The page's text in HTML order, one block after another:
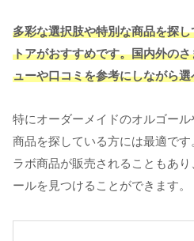
多彩な選択肢や特別な商品を探
トアがおすすめです。国内外の
ューや口コミを参考にしながら
特にオーダーメイドのオルゴー
商品を探している方には最適で
ラボ商品が販売されることもあ
ールを見つけることができます。